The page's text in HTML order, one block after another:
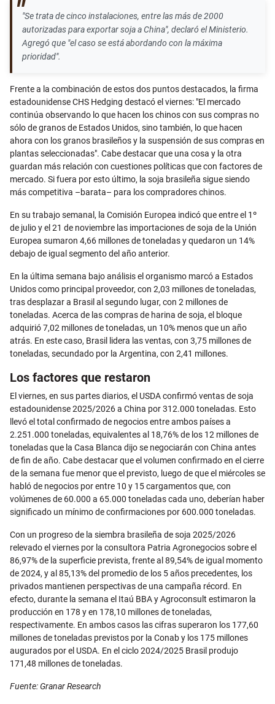
"Se trata de cinco instalaciones, entre las más de 2000
autorizadas para exportar soja a China", declaró el Ministerio.
Agregó que "el caso se está abordando con la máxima
prioridad".
Frente a la combinación de estos dos puntos destacados, la firma
estadounidense CHS Hedging destacó el viernes: "El mercado
continúa observando lo que hacen los chinos con sus compras no
sólo de granos de Estados Unidos, sino también, lo que hacen
ahora con los granos brasileños y la suspensión de sus compras en
plantas seleccionadas". Cabe destacar que una cosa y la otra
guardan más relación con cuestiones políticas que con factores de
mercado. Si fuera por esto último, la soja brasileña sigue siendo
más competitiva –barata– para los compradores chinos.
En su trabajo semanal, la Comisión Europea indicó que entre el 1º
de julio y el 21 de noviembre las importaciones de soja de la Unión
Europea sumaron 4,66 millones de toneladas y quedaron un 14%
debajo de igual segmento del año anterior.
En la última semana bajo análisis el organismo marcó a Estados
Unidos como principal proveedor, con 2,03 millones de toneladas,
tras desplazar a Brasil al segundo lugar, con 2 millones de
toneladas. Acerca de las compras de harina de soja, el bloque
adquirió 7,02 millones de toneladas, un 10% menos que un año
atrás. En este caso, Brasil lidera las ventas, con 3,75 millones de
toneladas, secundado por la Argentina, con 2,41 millones.
Los factores que restaron
El viernes, en sus partes diarios, el USDA confirmó ventas de soja
estadounidense 2025/2026 a China por 312.000 toneladas. Esto
llevó el total confirmado de negocios entre ambos países a
2.251.000 toneladas, equivalentes al 18,76% de los 12 millones de
toneladas que la Casa Blanca dijo se negociarán con China antes
de fin de año. Cabe destacar que el volumen confirmado en el cierre
de la semana fue menor que el previsto, luego de que el miércoles se
habló de negocios por entre 10 y 15 cargamentos que, con
volúmenes de 60.000 a 65.000 toneladas cada uno, deberían haber
significado un mínimo de confirmaciones por 600.000 toneladas.
Con un progreso de la siembra brasileña de soja 2025/2026
relevado el viernes por la consultora Patria Agronegocios sobre el
86,97% de la superficie prevista, frente al 89,54% de igual momento
de 2024, y al 85,13% del promedio de los 5 años precedentes, los
privados mantienen perspectivas de una campaña récord. En
efecto, durante la semana el Itaú BBA y Agroconsult estimaron la
producción en 178 y en 178,10 millones de toneladas,
respectivamente. En ambos casos las cifras superaron los 177,60
millones de toneladas previstos por la Conab y los 175 millones
augurados por el USDA. En el ciclo 2024/2025 Brasil produjo
171,48 millones de toneladas.
Fuente: Granar Research